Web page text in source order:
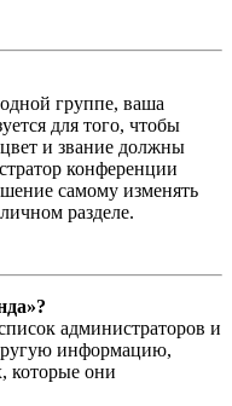
группе, ваша
для того, чтобы
и звание должны
конференции
самому изменять
разделе.
администраторов и
информацию,
которые они